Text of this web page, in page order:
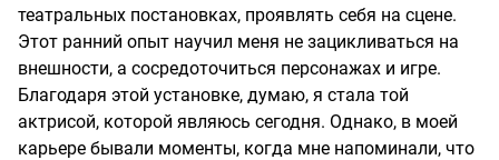
театральных постановках, проявлять себя на сцене.
Этот ранний опыт научил меня не зацикливаться на
внешности, а сосредоточиться персонажах и игре.
Благодаря этой установке, думаю, я стала той
актрисой, которой являюсь сегодня. Однако, в моей
карьере бывали моменты, когда мне напоминали, что